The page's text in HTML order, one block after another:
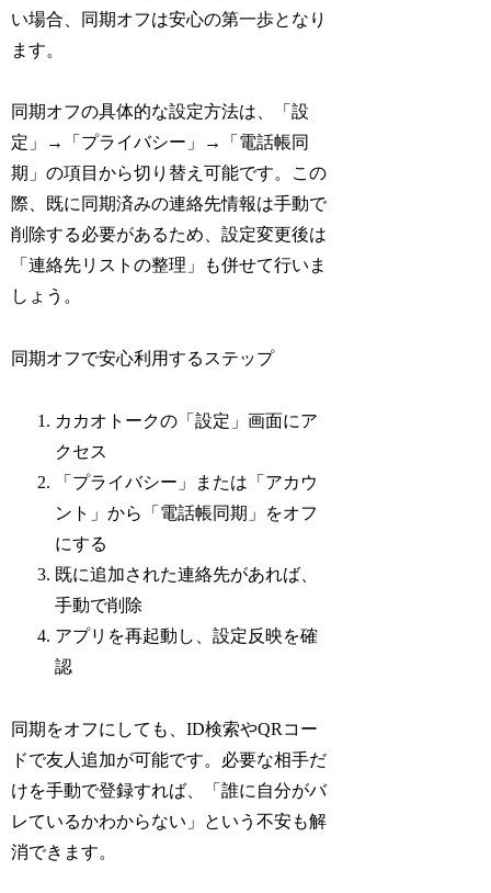
い場合、同期オフは安心の第一歩となり
ます。
同期オフの具体的な設定方法は、「設
定」→「プライバシー」→「電話帳同
期」の項目から切り替え可能です。この
際、既に同期済みの連絡先情報は手動で
削除する必要があるため、設定変更後は
「連絡先リストの整理」も併せて行いま
しょう。
同期オフで安心利用するステップ
カカオトークの「設定」画面にア
クセス
「プライバシー」または「アカウ
ント」から「電話帳同期」をオフ
にする
既に追加された連絡先があれば、
手動で削除
アプリを再起動し、設定反映を確
認
同期をオフにしても、ID検索やQRコー
ドで友人追加が可能です。必要な相手だ
けを手動で登録すれば、「誰に自分がバ
レているかわからない」という不安も解
消できます。